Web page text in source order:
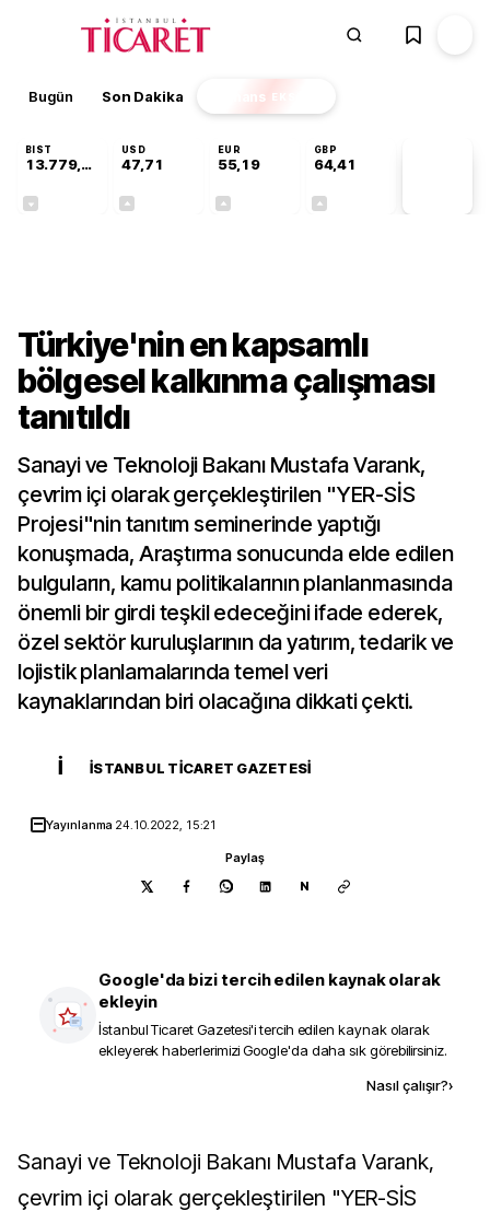
Bugün Son Dakika Finans EKSTRA
BIST
13.779,39
USD
47,71
EUR
55,19
GBP
64,41
Türkiye'nin en kapsamlı
bölgesel kalkınma çalışması
tanıtıldı
Sanayi ve Teknoloji Bakanı Mustafa Varank,
çevrim içi olarak gerçekleştirilen "YER-SİS
Projesi"nin tanıtım seminerinde yaptığı
konuşmada, Araştırma sonucunda elde edilen
bulguların, kamu politikalarının planlanmasında
önemli bir girdi teşkil edeceğini ifade ederek,
özel sektör kuruluşlarının da yatırım, tedarik ve
lojistik planlamalarında temel veri
kaynaklarından biri olacağına dikkati çekti.
İ İSTANBUL TICARET GAZETESI
Yayınlanma 24.10.2022, 15:21
Paylaş
N
Google'da bizi tercih edilen kaynak olarak
ekleyin
İstanbul Ticaret Gazetesi'i tercih edilen kaynak olarak
ekleyerek haberlerimizi Google'da daha sık görebilirsiniz.
Nasıl çalışır?›
Sanayi ve Teknoloji Bakanı Mustafa Varank,
çevrim içi olarak gerçekleştirilen "YER-SİS